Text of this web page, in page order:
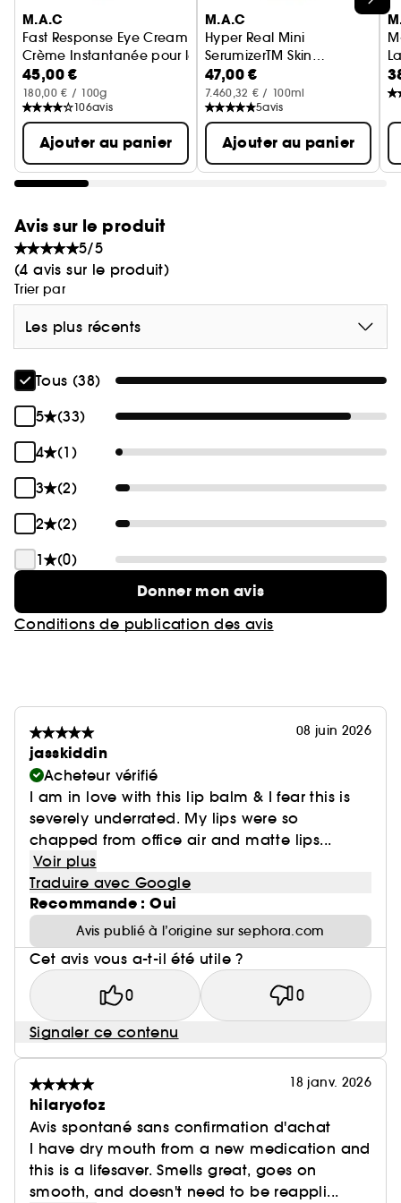
M.A.C
Fast Response Eye Cream
Crème Instantanée pour les Yeux
45,00 €
180,00 € / 100g
106avis
Ajouter au panier
M.A.C
Hyper Real Mini
SerumizerTM Skin
Balancing Hydration
Serum
Serum Hydratant
47,00 €
7.460,32 € / 100ml
5avis
Ajouter au panier
Avis sur le produit
5/5
(4 avis sur le produit)
Trier par
Les plus récents
Tous (38)
5
(33)
4
(1)
3
(2)
2
(2)
1
(0)
Donner mon avis
Conditions de publication des avis
08 juin 2026
jasskiddin
Acheteur vérifié
I am in love with this lip balm & I fear this is
severely underrated. My lips were so
chapped from office air and matte lips...
Voir plus
Traduire avec Google
Recommande : Oui
Avis publié à l’origine sur sephora.com
Cet avis vous a-t-il été utile ?
0 0
Signaler ce contenu
18 janv. 2026
hilaryofoz
Avis spontané sans confirmation d'achat
I have dry mouth from a new medication and
this is a lifesaver. Smells great, goes on
smooth, and doesn't need to be reappli...